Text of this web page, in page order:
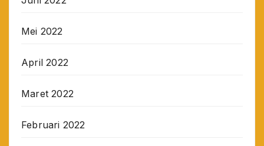
Mei 2022
April 2022
Maret 2022
Februari 2022